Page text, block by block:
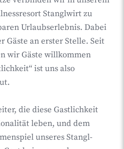
Stanglwirt zu
Urlaubserlebnis. Dabei
Gäste an erster Stelle. Seit
wir Gäste willkommen
ist uns also
die diese Gastlichkeit
leben, und dem
unseres Stangl-